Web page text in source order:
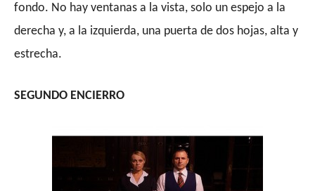
fondo. No hay ventanas a la vista, solo un espejo a la
derecha y, a la izquierda, una puerta de dos hojas, alta y
estrecha.
SEGUNDO ENCIERRO